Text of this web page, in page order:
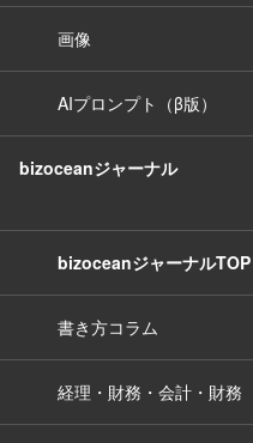
画像
AIプロンプト（β版）
bizoceanジャーナル
bizoceanジャーナルTOP
書き方コラム
経理・財務・会計・財務